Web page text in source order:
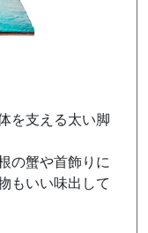
を支える太い脚
の蟹や首飾りに
もいい味出して